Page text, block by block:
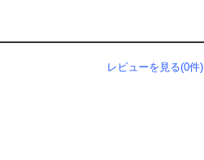
レビューを見る(0件)